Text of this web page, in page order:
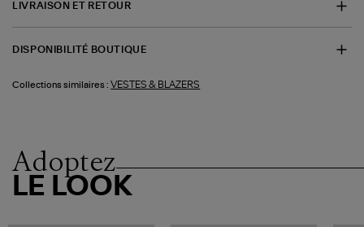
LIVRAISON ET RETOUR
DISPONIBILITÉ BOUTIQUE
Collections similaires : VESTES & BLAZERS
Adoptez
LE LOOK